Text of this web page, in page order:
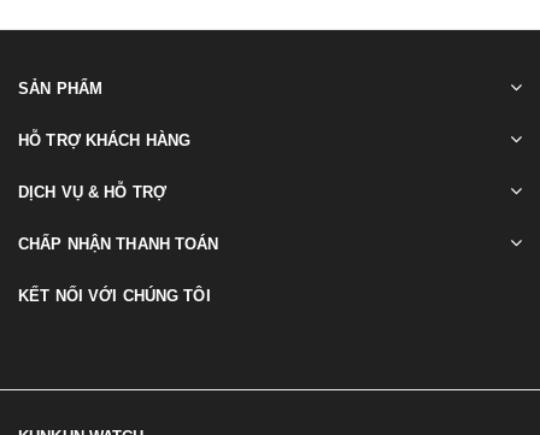
SẢN PHẨM
HỖ TRỢ KHÁCH HÀNG
DỊCH VỤ & HỖ TRỢ
CHẤP NHẬN THANH TOÁN
KẾT NỐI VỚI CHÚNG TÔI